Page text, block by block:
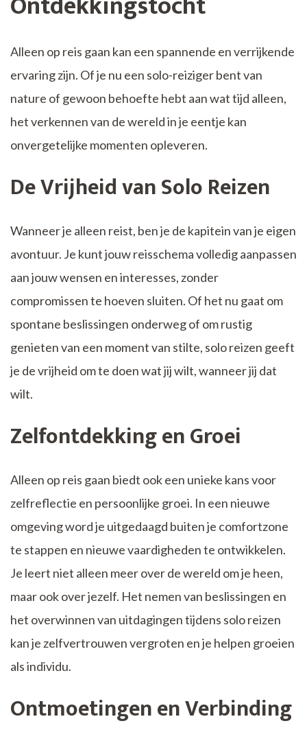
Alleen op reis gaan kan een spannende en verrijkende
ervaring zijn. Of je nu een solo-reiziger bent van
nature of gewoon behoefte hebt aan wat tijd alleen,
het verkennen van de wereld in je eentje kan
onvergetelijke momenten opleveren.
De Vrijheid van Solo Reizen
Wanneer je alleen reist, ben je de kapitein van je eigen
avontuur. Je kunt jouw reisschema volledig aanpassen
aan jouw wensen en interesses, zonder
compromissen te hoeven sluiten. Of het nu gaat om
spontane beslissingen onderweg of om rustig
genieten van een moment van stilte, solo reizen geeft
je de vrijheid om te doen wat jij wilt, wanneer jij dat
wilt.
Zelfontdekking en Groei
Alleen op reis gaan biedt ook een unieke kans voor
zelfreflectie en persoonlijke groei. In een nieuwe
omgeving word je uitgedaagd buiten je comfortzone
te stappen en nieuwe vaardigheden te ontwikkelen.
Je leert niet alleen meer over de wereld om je heen,
maar ook over jezelf. Het nemen van beslissingen en
het overwinnen van uitdagingen tijdens solo reizen
kan je zelfvertrouwen vergroten en je helpen groeien
als individu.
Ontmoetingen en Verbinding